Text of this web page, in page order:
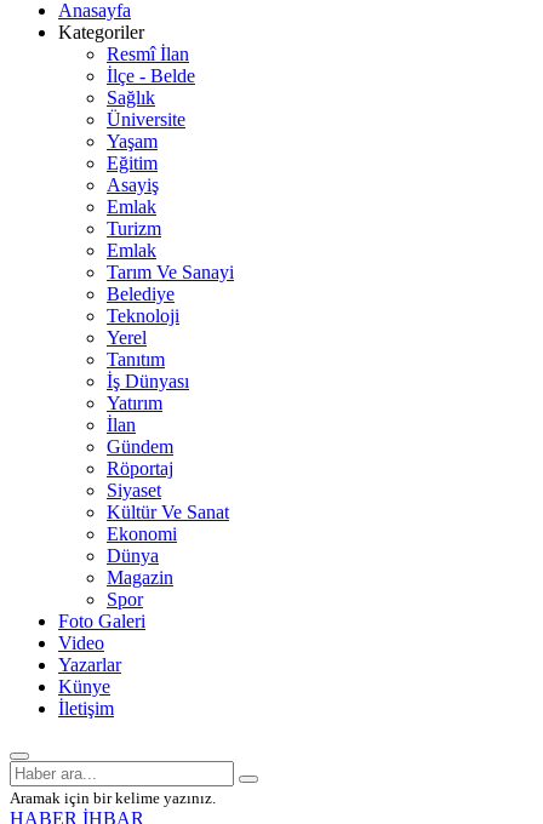
Anasayfa
Kategoriler
Resmî İlan
İlçe - Belde
Sağlık
Üniversite
Yaşam
Eğitim
Asayiş
Emlak
Turizm
Emlak
Tarım Ve Sanayi
Belediye
Teknoloji
Yerel
Tanıtım
İş Dünyası
Yatırım
İlan
Gündem
Röportaj
Siyaset
Kültür Ve Sanat
Ekonomi
Dünya
Magazin
Spor
Foto Galeri
Video
Yazarlar
Künye
İletişim
Aramak için bir kelime yazınız.
HABER İHBAR